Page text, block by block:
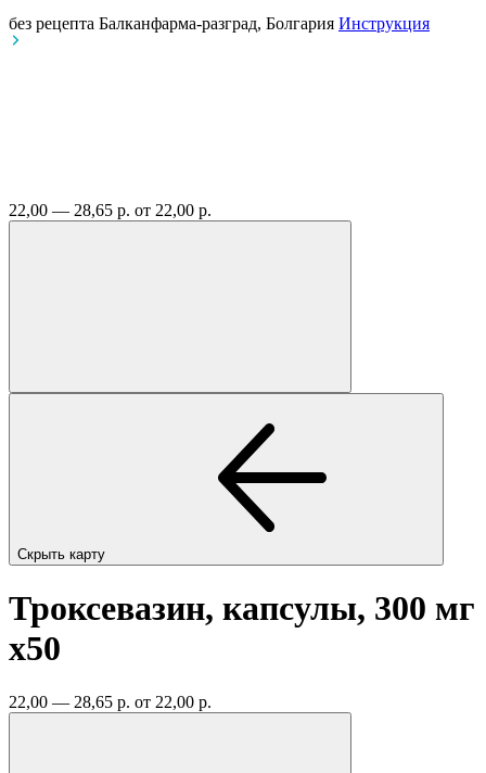
без рецепта Балканфарма-разград, Болгария Инструкция
22,00 — 28,65 р. от 22,00 р.
Скрыть карту
Троксевазин, капсулы, 300 мг
x50
22,00 — 28,65 р. от 22,00 р.